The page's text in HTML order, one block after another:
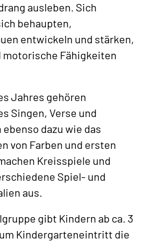
ausleben. Sich
behaupten,
entwickeln und stärken,
motorische Fähigkeiten
Jahres gehören
Singen, Verse und
dazu wie das
von Farben und ersten
Kreisspiele und
Spiel- und
aus.
gibt Kindern ab ca. 3
Kindergarteneintritt die